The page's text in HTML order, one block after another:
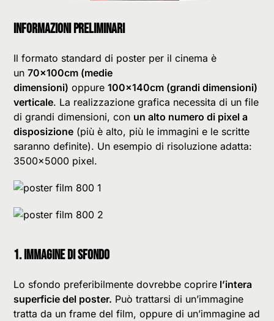
INFORMAZIONI PRELIMINARI
Il formato standard di poster per il cinema è
un70x100cm (medie
dimensioni) oppure100x140cm (grandi dimensioni)
verticale. La realizzazione grafica necessita di un file
di grandi dimensioni, con un alto numero di pixel a
disposizione (più è alto, più le immagini e le scritte
saranno definite). Un esempio di risoluzione adatta:
3500×5000 pixel.
1. IMMAGINE DI SFONDO
Lo sfondo preferibilmente dovrebbe coprire l’intera
superficie del poster. Può trattarsi di un’immagine
tratta da un frame del film, oppure di un’immagine ad